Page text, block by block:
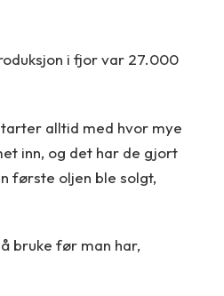
i fjor var 27.000
alltid med hvor mye
inn, og det har de gjort
første oljen ble solgt,
før man har,